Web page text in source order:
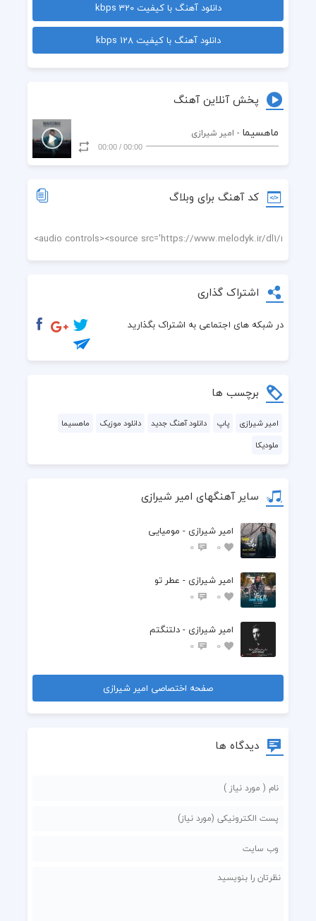
  قلب من زخمی عشق است تو چون مرهمی
  نیست ترسی به دلم تاکه تو دنیای منی
  پیر میخانه ی مجنون شده ام از غم تو
  رد بوسه های تو روی تن من باشد
  قلب من زخمی عشق است تو چون مرهمی
  نیست ترسی به دلم تاکه تو دنیای منی
  پیر میخانه ی مجنون شده ام از غم تو
دانلود آهنگ با کیفیت 320 kbps
دانلود آهنگ با کیفیت 128 kbps
پخش آنلاین آهنگ
ماهسیما - امیر شیرازی
00:00
/
00:00
کد آهنگ برای وبلاگ
اشتراک گذاری
در شبکه های اجتماعی به اشتراک بگذارید
برچسب ها
امیر شیرازی پاپ دانلود آهنگ جدید دانلود موزیک
ماهسیما
ملودیکا
سایر آهنگهای امیر شیرازی
امیر شیرازی - مومیایی
0
0
امیر شیرازی - عطر تو
0
0
امیر شیرازی - دلتنگتم
0
0
صفحه اختصاصی امیر شیرازی
دیدگاه ها